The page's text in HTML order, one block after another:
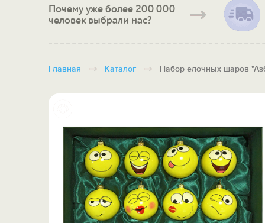
Почему уже более 200 000
человек выбрали нас?
Главная Каталог Набор елочных шаров